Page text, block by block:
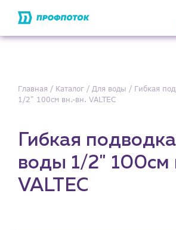
Главная Каталог Для воды
Гибкая
1/2" 100см вн.-вн. VALTEC
Гибкая
воды 1/2" 100см
VALTEC